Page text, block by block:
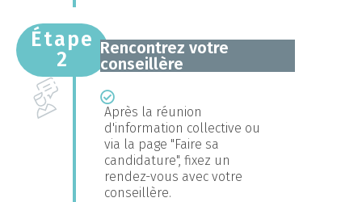
Étape
2
Rencontrez votre
conseillère
Après la réunion
d'information collective ou
via la page "Faire sa
candidature", fixez un
rendez-vous avec votre
conseillère.